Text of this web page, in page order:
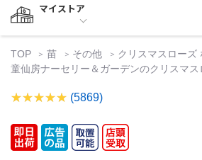
マイストア
TOP 苗 その他
クリスマスローズ
童仙房ナーセリー＆ガーデンのクリスマス
(5869)